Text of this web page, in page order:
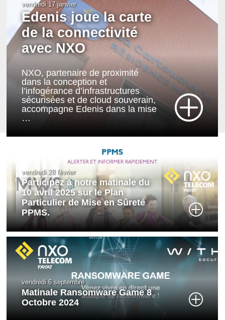
vendredi 17 janvier
Edenis joue la carte
de la connectivité
avec NXO
NXO, partenaire de proximité
dans la conception et
l’infogérance d’infrastructures
sécurisées et de cloud souverain,
accompagne Edenis dans la mise
…
vendredi 28 février
Participez à notre matinale du
10 avril 2025 sur le Plan
Particulier de Mise en Sûreté
PPMS.
vendredi 6 septembre
Matinale Ransomware Game 8
Octobre 2024